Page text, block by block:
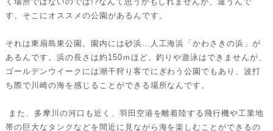
す。そこにオススメの公園があるんです。
それは東扇島東公園。園内には砂浜…人工海浜「かわさきの浜」が
あるんです。浜の長さは約150ｍほど。釣りや遊泳はできませんが、
ゴールデンウイークには潮干狩り客でにぎわう公園でもあり、波打
ち際で川崎の海を感じることができる場所なんです。
また、多摩川の河口も近く、羽田空港を離着陸する飛行機や工業地
帯の巨大なタンクなどを間近に見ながら海を楽しむことができるの